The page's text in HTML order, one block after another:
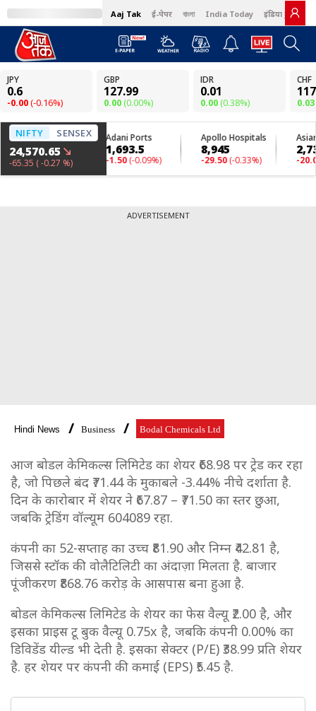
Aaj Tak ई-पेपर বাংলা India Today इंडिया टुडे हिंदी
ADVERTISEMENT
Hindi News Business Bodal Chemicals Ltd
आज बोडल केमिकल्स लिमिटेड का शेयर ₹68.98 पर ट्रेड कर रहा
है, जो पिछले बंद ₹71.44 के मुकाबले -3.44% नीचे दर्शाता है.
दिन के कारोबार में शेयर ने ₹67.87 – ₹71.50 का स्तर छुआ,
जबकि ट्रेडिंग वॉल्यूम 604089 रहा.
कंपनी का 52-सप्ताह का उच्च ₹81.90 और निम्न ₹42.81 है,
जिससे स्टॉक की वोलैटिलिटी का अंदाज़ा मिलता है. बाजार
पूंजीकरण ₹868.76 करोड़ के आसपास बना हुआ है.
बोडल केमिकल्स लिमिटेड के शेयर का फेस वैल्यू ₹2.00 है, और
इसका प्राइस टू बुक वैल्यू 0.75x है, जबकि कंपनी 0.00% का
डिविडेंड यील्ड भी देती है. इसका सेक्टर (P/E) ₹38.99 प्रति शेयर
है. हर शेयर पर कंपनी की कमाई (EPS) ₹5.45 है.